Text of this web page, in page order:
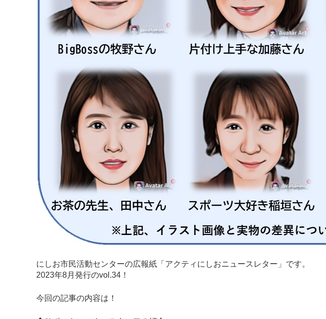
にしお市民活動センターの広報紙「アクティにしおニュースレター」です。
2023年8月発行のvol.34！
今回の記事の内容は！